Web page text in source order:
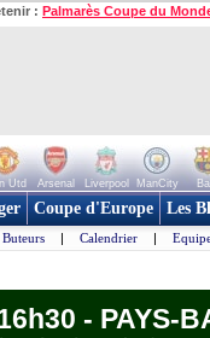
: Palmarès Coupe du
Utd Arsenal Liverpool ManCity
Coupe d'Europe Les
Buteurs | Calendrier |
- PAYS-